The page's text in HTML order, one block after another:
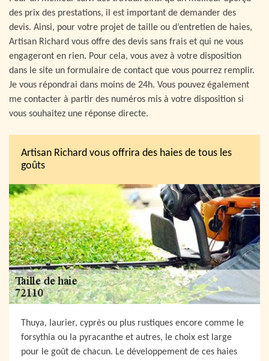
des prix des prestations, il est important de demander des
devis. Ainsi, pour votre projet de taille ou d’entretien de haies,
Artisan Richard vous offre des devis sans frais et qui ne vous
engageront en rien. Pour cela, vous avez à votre disposition
dans le site un formulaire de contact que vous pourrez remplir.
Je vous répondrai dans moins de 24h. Vous pouvez également
me contacter à partir des numéros mis à votre disposition si
vous souhaitez une réponse directe.
Artisan Richard vous offrira des haies de tous les
goûts
Thuya, laurier, cyprès ou plus rustiques encore comme le
forsythia ou la pyracanthe et autres, le choix est large
pour le goût de chacun. Le développement de ces haies